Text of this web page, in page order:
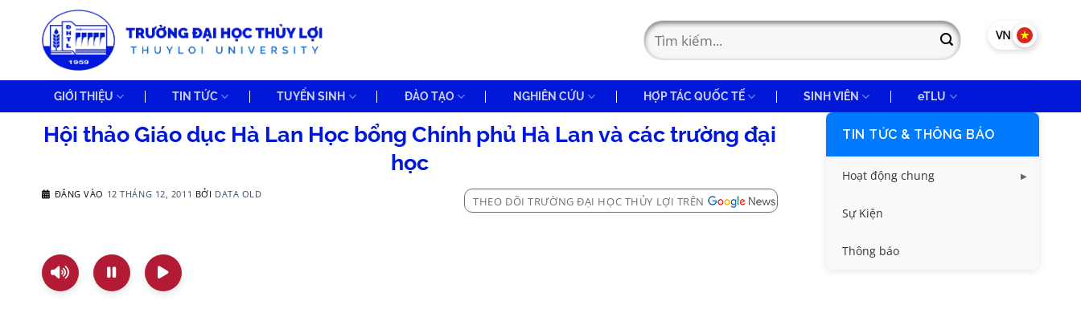
VN EN
GIỚI THIỆU TIN TỨC TUYỂN SINH ĐÀO TẠO NGHIÊN CỨU HỢP TÁC QUỐC TẾ SINH VIÊN eTLU
Hội thảo Giáo dục Hà Lan Học bổng Chính phủ Hà Lan và các trường đại
học
ĐĂNG VÀO 12 THÁNG 12, 2011 BỞI DATA OLD
THEO DÕI TRƯỜNG ĐẠI HỌC THỦY LỢI TRÊN
TIN TỨC & THÔNG BÁO
Hoạt động chung
Tin công tác sinh viên
Tin đào tạo
Sự Kiện
Thông báo